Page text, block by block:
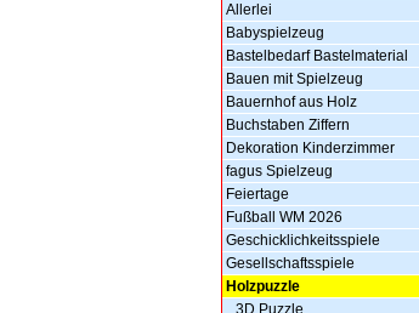
Allerlei
Babyspielzeug
Bastelbedarf Bastelmaterial
Bauen mit Spielzeug
Bauernhof aus Holz
Buchstaben Ziffern
Dekoration Kinderzimmer
fagus Spielzeug
Feiertage
Fußball WM 2026
Geschicklichkeitsspiele
Gesellschaftsspiele
Holzpuzzle
3D Puzzle